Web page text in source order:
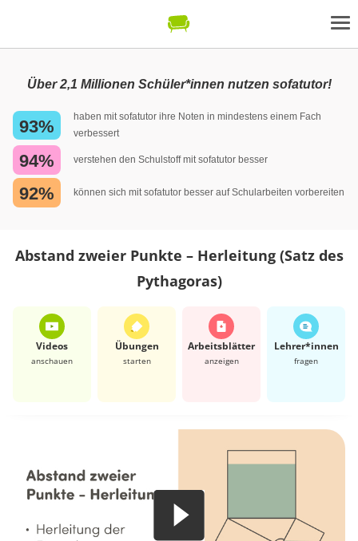
Über 2,1 Millionen Schüler*innen nutzen sofatutor!
93%
haben mit sofatutor ihre Noten in mindestens einem Fach
verbessert
94% verstehen den Schulstoff mit sofatutor besser
92% können sich mit sofatutor besser auf Schularbeiten vorbereiten
Abstand zweier Punkte – Herleitung (Satz des
Pythagoras)
Videos
anschauen
Übungen
starten
Arbeits­blätter
anzeigen
Lehrer*​innen
fragen